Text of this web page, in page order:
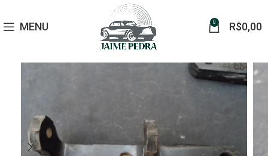
MENU 0 R$0,00